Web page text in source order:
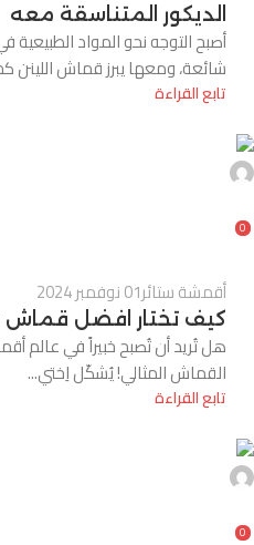
الديكور المتناسقة معه
أصبح التوجه نحو المواد
شائعة، ومعها يبرز قماش اللينن
تابع القراءة
0
أقمشة ستائر01 نوفمبر 2024
كيف تختار افضل قماش ستائر؟
هل تُريد أن تُصبح خبيراً في عالم
القماش المثالي! يُشكّل اِختي...
تابع القراءة
0